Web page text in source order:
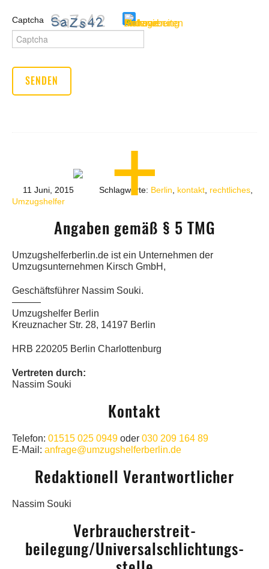
Captcha
gib
im
dass
du
11 Juni, 2015 Schlagworte: Berlin, kontakt, rechtliches,
Umzugshelfer
Angaben gemäß § 5 TMG
Umzugshelferberlin.de ist ein Unternehmen der
Umzugsunternehmen Kirsch GmbH,
Geschäftsführer Nassim Souki.
———
Umzugshelfer Berlin
Kreuznacher Str. 28, 14197 Berlin
HRB 220205 Berlin Charlottenburg
Vertreten durch:
Nassim Souki
Kontakt
Telefon: 01515 025 0949 oder 030 209 164 89
E-Mail: anfrage@umzugshelferberlin.de
Redaktionell Verantwortlicher
Nassim Souki
Verbraucher­streit­
beilegung/Universal­schlichtungs­